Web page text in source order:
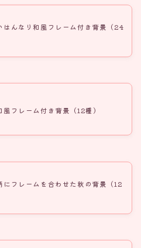
はんなり和風フレーム付き背景（24
風フレーム付き背景（12種）
にフレームを合わせた秋の背景（12